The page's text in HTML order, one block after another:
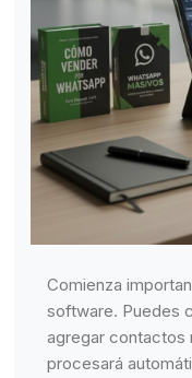
Comienza
software. Puedes
agregar contactos
procesará